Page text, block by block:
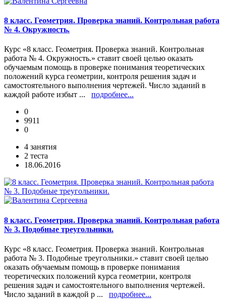
8 класс. Геометрия. Проверка знаний. Контрольная работа
№ 4. Окружность.
Курс «8 класс. Геометрия. Проверка знаний. Контрольная
работа № 4. Окружность.» ставит своей целью оказать
обучаемым помощь в проверке понимания теоретических
положений курса геометрии, контроля решения задач и
самостоятельного выполнения чертежей. Число заданий в
каждой работе избыт ... подробнее...
0
9911
0
4 занятия
2 теста
18.06.2016
8 класс. Геометрия. Проверка знаний. Контрольная работа
№ 3. Подобные треугольники.
Курс «8 класс. Геометрия. Проверка знаний. Контрольная
работа № 3. Подобные треугольники.» ставит своей целью
оказать обучаемым помощь в проверке понимания
теоретических положений курса геометрии, контроля
решения задач и самостоятельного выполнения чертежей.
Число заданий в каждой р ... подробнее...